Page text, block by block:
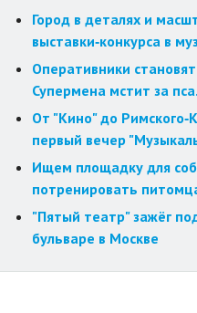
Город в деталях и
выставки‑конкурса в
Оперативники
Супермена мстит за
От "Кино" до
первый вечер
Ищем площадку для
потренировать
"Пятый театр" зажёг
бульваре в Москве